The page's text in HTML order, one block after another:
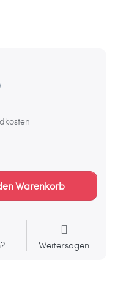
Warenkorb
Weitersagen